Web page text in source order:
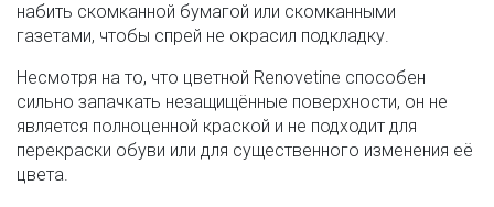
набить скомканной бумагой или скомканными
газетами, чтобы спрей не окрасил подкладку.
Несмотря на то, что цветной Renovetine способен
сильно запачкать незащищённые поверхности, он не
является полноценной краской и не подходит для
перекраски обуви или для существенного изменения её
цвета.